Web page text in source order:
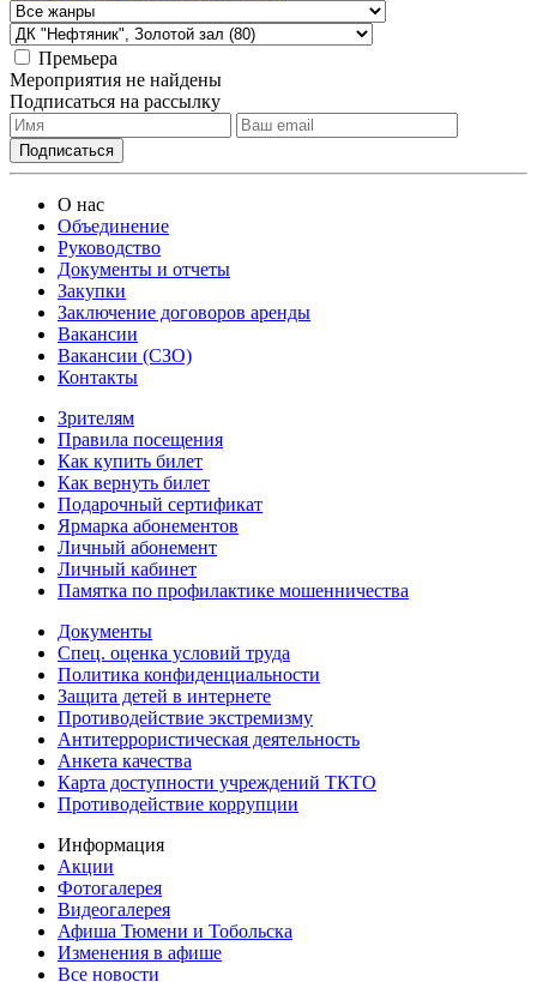
Премьера
Мероприятия не найдены
Подписаться на рассылку
О нас
Объединение
Руководство
Документы и отчеты
Закупки
Заключение договоров аренды
Вакансии
Вакансии (СЗО)
Контакты
Зрителям
Правила посещения
Как купить билет
Как вернуть билет
Подарочный сертификат
Ярмарка абонементов
Личный абонемент
Личный кабинет
Памятка по профилактике мошенничества
Документы
Спец. оценка условий труда
Политика конфиденциальности
Защита детей в интернете
Противодействие экстремизму
Антитеррористическая деятельность
Анкета качества
Карта доступности учреждений ТКТО
Противодействие коррупции
Информация
Акции
Фотогалерея
Видеогалерея
Афиша Тюмени и Тобольска
Изменения в афише
Все новости